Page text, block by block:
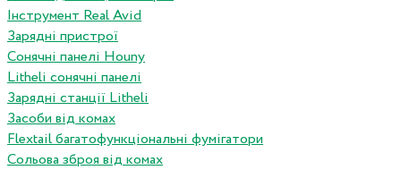
Інструмент Real Avid
Зарядні пристрої
Сонячні панелі Houny
Litheli сонячні панелі
Зарядні станції Litheli
Засоби від комах
Flextail багатофункціональні фумігатори
Сольова зброя від комах